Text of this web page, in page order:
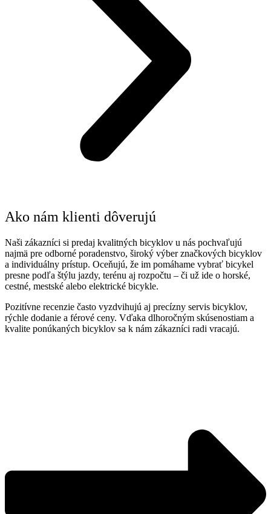
Ako nám klienti dôverujú
Naši zákazníci si predaj kvalitných bicyklov u nás pochvaľujú
najmä pre odborné poradenstvo, široký výber značkových bicyklov
a individuálny prístup. Oceňujú, že im pomáhame vybrať bicykel
presne podľa štýlu jazdy, terénu aj rozpočtu – či už ide o horské,
cestné, mestské alebo elektrické bicykle.
Pozitívne recenzie často vyzdvihujú aj precízny servis bicyklov,
rýchle dodanie a férové ceny. Vďaka dlhoročným skúsenostiam a
kvalite ponúkaných bicyklov sa k nám zákazníci radi vracajú.